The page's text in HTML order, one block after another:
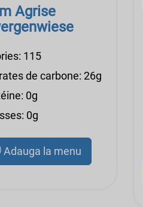
Agrise
115
de carbone: 26g
0g
0g
Adauga la menu